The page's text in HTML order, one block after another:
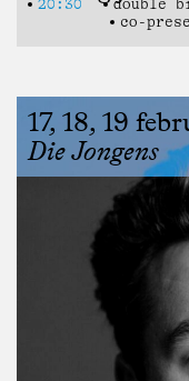
20:30 double
co-
17, 18, 19
Die Jongens